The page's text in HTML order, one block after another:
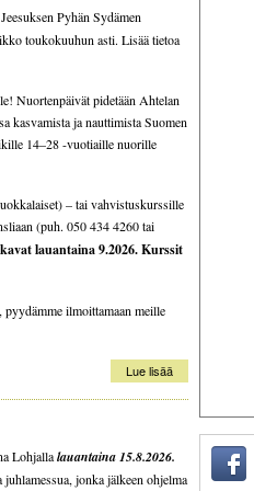
Pyhän Sydämen
toukokuuhun asti. Lisää tietoa
Nuortenpäivät pidetään Ahtelan
kasvamista ja nauttimista Suomen
14–28 -vuotiaille nuorille
– tai vahvistuskurssille
(puh. 050 434 4260 tai
lauantaina9.2026. Kurssit
ilmoittamaan meille
Lue lisää
Lohjallalauantaina 15.8.2026.
jonka jälkeen ohjelma